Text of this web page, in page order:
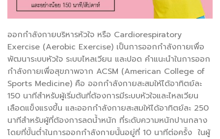
ออกกำลังกายบริหารหัวใจ หรือ Cardiorespiratory
Exercise (Aerobic Exercise) เป็นการออกกำลังกายเพื่อ
พัฒนาระบบหัวใจ ระบบไหลเวียน และปอด คำแนะนำในการออก
กำลังกายเพื่อสุขภาพจาก ACSM (American College of
Sports Medicine) คือ ออกกำลังกายสะสมให้ได้อาทิตย์ละ
150 นาทีสำหรับผู้เริ่มต้นที่ต้องการมีระบบหัวใจและไหลเวียน
เลือดแข็งแรงขึ้น และออกกำลังกายสะสมให้ได้อาทิตย์ละ 250
นาทีสำหรับผู้ที่ต้องการลดน้ำหนัก ที่ระดับความหนักปานกลาง
โดยที่ขั้นต่ำในการออกกำลังกายนั้นอยู่ที่ 10 นาทีต่อครั้ง ในผู้